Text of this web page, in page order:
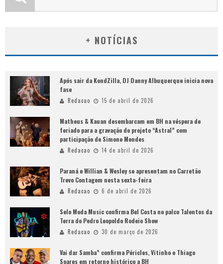
+ NOTÍCIAS
Após sair da KondZilla, DJ Danny Albuquerque inicia nova
fase
Redacao 15 de abril de 2026
Matheus & Kauan desembarcam em BH na véspera de
feriado para a gravação do projeto “Astral” com
participação de Simone Mendes
Redacao 14 de abril de 2026
Paraná e Willian & Wesley se apresentam no Carretão
Trevo Contagem nesta sexta-feira
Redacao 6 de abril de 2026
Selo Moda Music confirma Bel Costa no palco Talentos da
Terra do Pedro Leopoldo Rodeio Show
Redacao 30 de março de 2026
Vai dar Samba” confirma Péricles, Vitinho e Thiago
Soares em retorno histórico a BH